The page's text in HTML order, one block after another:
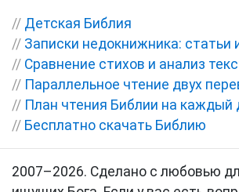
// Детская Библия
// Записки недокнижника: статьи
// Сравнение стихов и анализ
// Параллельное чтение двух
// План чтения Библии на каждый
// Бесплатно скачать Библию
2007–2026. Сделано с любовью